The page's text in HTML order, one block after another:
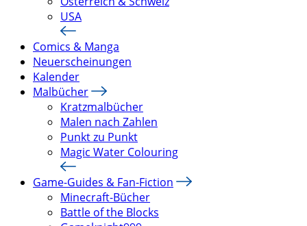
USA
Comics & Manga
Neuerscheinungen
Kalender
Malbücher
Kratzmalbücher
Malen nach Zahlen
Punkt zu Punkt
Magic Water Colouring
Game-Guides & Fan-Fiction
Minecraft-Bücher
Battle of the Blocks